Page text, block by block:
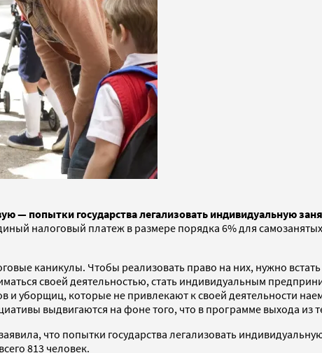
— попытки государства легализовать индивидуальную
налоговый платеж в размере порядка 6% для
каникулы. Чтобы реализовать право на них, нужно
своей деятельностью, стать индивидуальным
и уборщиц, которые не привлекают к своей деятельности
выдвигаются на фоне того, что в программе выхода из
что попытки государства легализовать
813 человек.